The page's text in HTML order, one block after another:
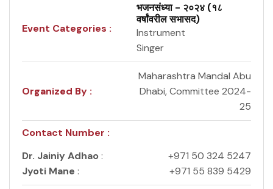
Event Categories :
भजनसंध्या - २०२४ (१८
वर्षांवरील सभासद)
Instrument
Singer
Organized By :
Maharashtra Mandal Abu
Dhabi, Committee 2024-
25
Contact Number :
Dr. Jainiy Adhao :
+971 50 324 5247
Jyoti Mane : +971 55 839 5429